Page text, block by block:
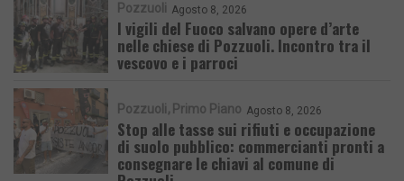
Pozzuoli Agosto 8, 2026
I vigili del Fuoco salvano opere d’arte
nelle chiese di Pozzuoli. Incontro tra il
vescovo e i parroci
Pozzuoli Primo Piano Agosto 8, 2026
Stop alle tasse sui rifiuti e occupazione
di suolo pubblico: commercianti pronti a
consegnare le chiavi al comune di